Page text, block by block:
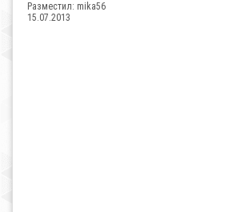
Разместил: mika56
15.07.2013